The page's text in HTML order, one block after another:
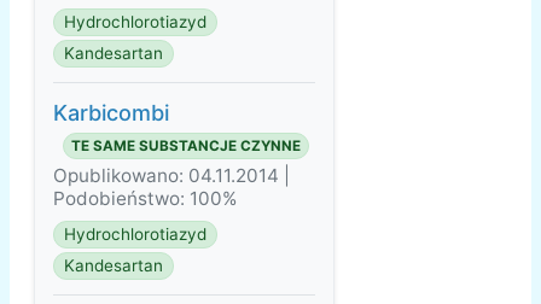
Hydrochlorotiazyd
Kandesartan
Karbicombi
TE SAME SUBSTANCJE CZYNNE
Opublikowano: 04.11.2014 |
Podobieństwo: 100%
Hydrochlorotiazyd
Kandesartan